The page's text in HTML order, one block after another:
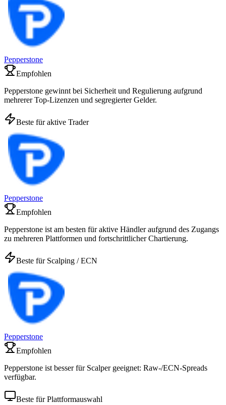
Pepperstone
Empfohlen
Pepperstone gewinnt bei Sicherheit und Regulierung aufgrund
mehrerer Top-Lizenzen und segregierter Gelder.
Beste für aktive Trader
Pepperstone
Empfohlen
Pepperstone ist am besten für aktive Händler aufgrund des Zugangs
zu mehreren Plattformen und fortschrittlicher Chartierung.
Beste für Scalping / ECN
Pepperstone
Empfohlen
Pepperstone ist besser für Scalper geeignet: Raw-/ECN-Spreads
verfügbar.
Beste für Plattformauswahl